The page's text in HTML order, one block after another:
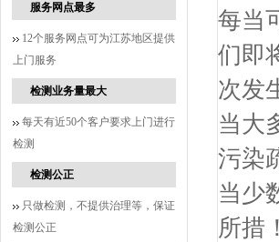
服务网点最多
12个服务网点可为江苏地区提供
上门服务
检测业务量最大
每天有近50个客户要求上门进行
检测
检测公正
只做检测，不提供治理等，保证
检测公正
每当
们即
次发
当大
污染
当少
所措！